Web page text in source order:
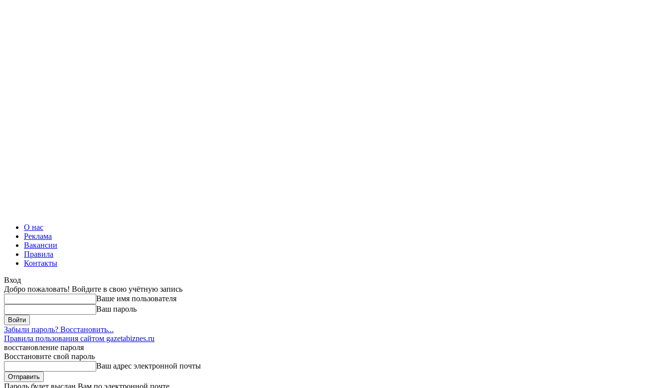
О нас
Реклама
Вакансии
Правила
Контакты
Вход
Добро пожаловать! Войдите в свою учётную запись
Ваше имя пользователя
Ваш пароль
Забыли пароль? Восстановить...
Правила пользования сайтом gazetabiznes.ru
восстановление пароля
Восстановите свой пароль
Ваш адрес электронной почты
Пароль будет выслан Вам по электронной почте.